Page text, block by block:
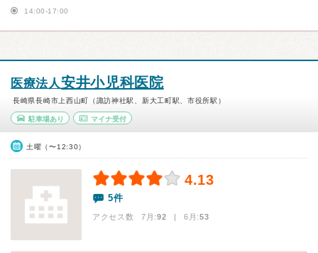
14:00-17:00
医療法人安井小児科医院
長崎県長崎市上西山町（諏訪神社駅、新大工町駅、市役所駅）
駐車場あり マイナ受付
土曜（〜12:30）
4.13
5件
アクセス数 7月:92 | 6月:53